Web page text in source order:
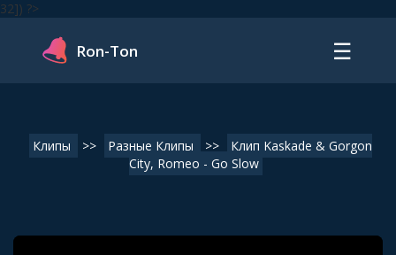
32]) ?>
Ron-Ton ☰
Клипы >> Разные Клипы >>
Клип Kaskade & Gorgon
City, Romeo - Go Slow